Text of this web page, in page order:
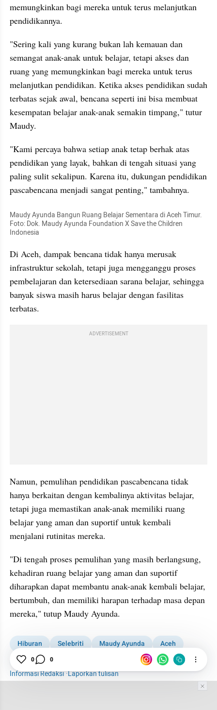
memungkinkan bagi mereka untuk terus melanjutkan
pendidikannya.
"Sering kali yang kurang bukan lah kemauan dan
semangat anak-anak untuk belajar, tetapi akses dan
ruang yang memungkinkan bagi mereka untuk terus
melanjutkan pendidikan. Ketika akses pendidikan sudah
terbatas sejak awal, bencana seperti ini bisa membuat
kesempatan belajar anak-anak semakin timpang," tutur
Maudy.
"Kami percaya bahwa setiap anak tetap berhak atas
pendidikan yang layak, bahkan di tengah situasi yang
paling sulit sekalipun. Karena itu, dukungan pendidikan
pascabencana menjadi sangat penting," tambahnya.
Maudy Ayunda Bangun Ruang Belajar Sementara di Aceh Timur.
Foto: Dok. Maudy Ayunda Foundation X Save the Children
Indonesia
Di Aceh, dampak bencana tidak hanya merusak
infrastruktur sekolah, tetapi juga mengganggu proses
pembelajaran dan ketersediaan sarana belajar, sehingga
banyak siswa masih harus belajar dengan fasilitas
terbatas.
ADVERTISEMENT
Namun, pemulihan pendidikan pascabencana tidak
hanya berkaitan dengan kembalinya aktivitas belajar,
tetapi juga memastikan anak-anak memiliki ruang
belajar yang aman dan suportif untuk kembali
menjalani rutinitas mereka.
"Di tengah proses pemulihan yang masih berlangsung,
kehadiran ruang belajar yang aman dan suportif
diharapkan dapat membantu anak-anak kembali belajar,
bertumbuh, dan memiliki harapan terhadap masa depan
mereka," tutup Maudy Ayunda.
Hiburan Selebriti Maudy Ayunda
Aceh
Banjir Aceh
Informasi Redaksi·Laporkan tulisan
0 0